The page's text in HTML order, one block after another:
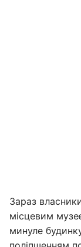
Зараз
місцевим
минуле